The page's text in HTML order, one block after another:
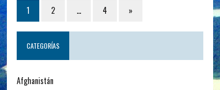
1 2 … 4 »
CATEGORÍAS
Afghanistán